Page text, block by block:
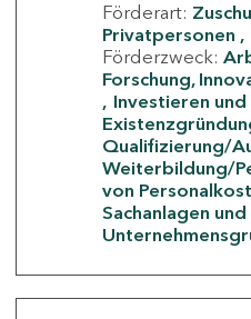
Förderart:
Privatpersonen
Förderzweck:
Forschung,
Investieren und
Qualifizierung/
Weiterbildung/
von
Sachanlagen